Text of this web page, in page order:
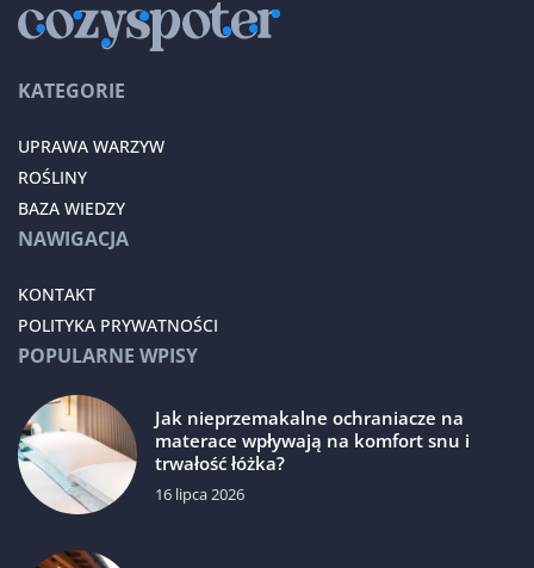
KATEGORIE
UPRAWA WARZYW
ROŚLINY
BAZA WIEDZY
NAWIGACJA
KONTAKT
POLITYKA PRYWATNOŚCI
POPULARNE WPISY
Jak nieprzemakalne ochraniacze na
materace wpływają na komfort snu i
trwałość łóżka?
16 lipca 2026